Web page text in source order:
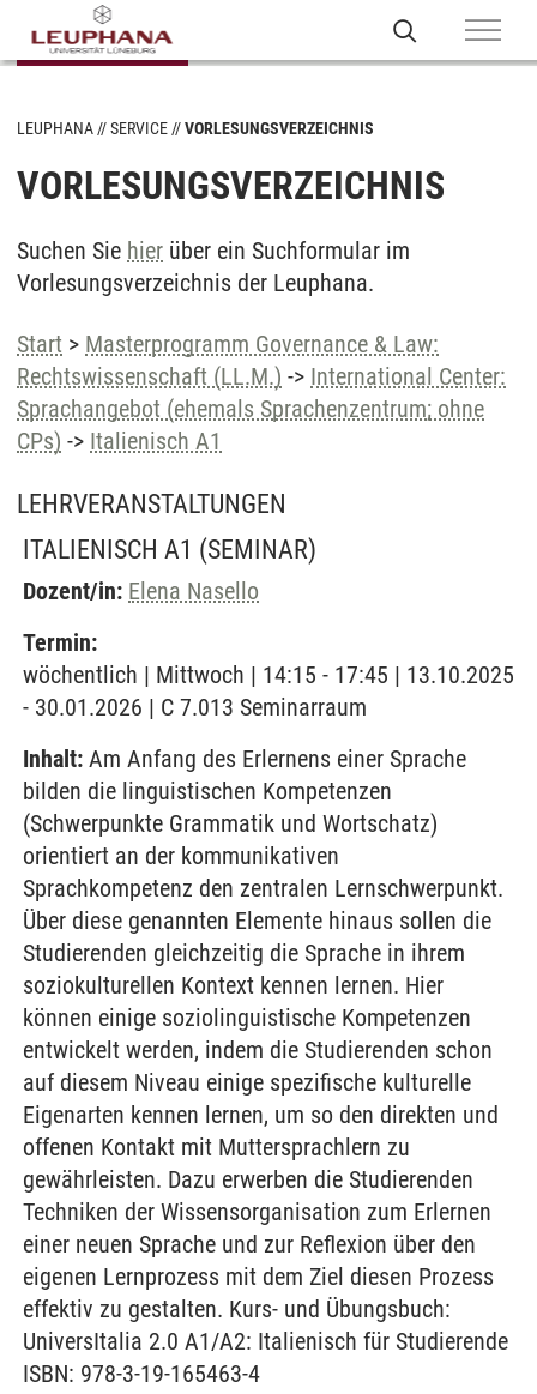
LEUPHANA SERVICE VORLESUNGSVERZEICHNIS
VORLESUNGSVERZEICHNIS
Suchen Sie hier über ein Suchformular im
Vorlesungsverzeichnis der Leuphana.
Start > Masterprogramm Governance & Law:
Rechtswissenschaft (LL.M.) -> International Center:
Sprachangebot (ehemals Sprachenzentrum; ohne
CPs) -> Italienisch A1
LEHRVERANSTALTUNGEN
ITALIENISCH A1 (SEMINAR)
Dozent/in: Elena Nasello
Termin:
wöchentlich | Mittwoch | 14:15 - 17:45 | 13.10.2025
- 30.01.2026 | C 7.013 Seminarraum
Inhalt: Am Anfang des Erlernens einer Sprache
bilden die linguistischen Kompetenzen
(Schwerpunkte Grammatik und Wortschatz)
orientiert an der kommunikativen
Sprachkompetenz den zentralen Lernschwerpunkt.
Über diese genannten Elemente hinaus sollen die
Studierenden gleichzeitig die Sprache in ihrem
soziokulturellen Kontext kennen lernen. Hier
können einige soziolinguistische Kompetenzen
entwickelt werden, indem die Studierenden schon
auf diesem Niveau einige spezifische kulturelle
Eigenarten kennen lernen, um so den direkten und
offenen Kontakt mit Muttersprachlern zu
gewährleisten. Dazu erwerben die Studierenden
Techniken der Wissensorganisation zum Erlernen
einer neuen Sprache und zur Reflexion über den
eigenen Lernprozess mit dem Ziel diesen Prozess
effektiv zu gestalten. Kurs- und Übungsbuch:
UniversItalia 2.0 A1/A2: Italienisch für Studierende
ISBN: 978-3-19-165463-4